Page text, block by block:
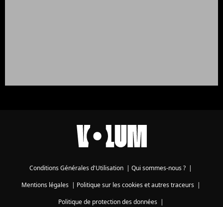
Conditions Générales d'Utilisation | Qui sommes-nous ? |
Mentions légales| Politique sur les cookies et autres traceurs|
Politique de protection des données|